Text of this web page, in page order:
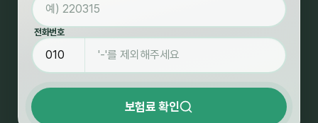
전화번호
보험료 확인